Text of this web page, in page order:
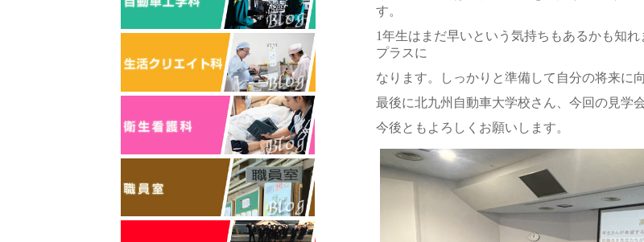
す。
1年生はまだ早いという気持ちもあるかも知
プラスに
なります。しっかりと準備して自分の将来に
最後に北九州自動車大学校さん、今回の見学
今後ともよろしくお願いします。